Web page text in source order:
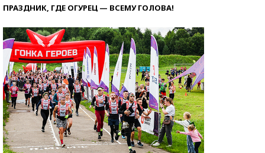
ПРАЗДНИК, ГДЕ ОГУРЕЦ — ВСЕМУ ГОЛОВА!